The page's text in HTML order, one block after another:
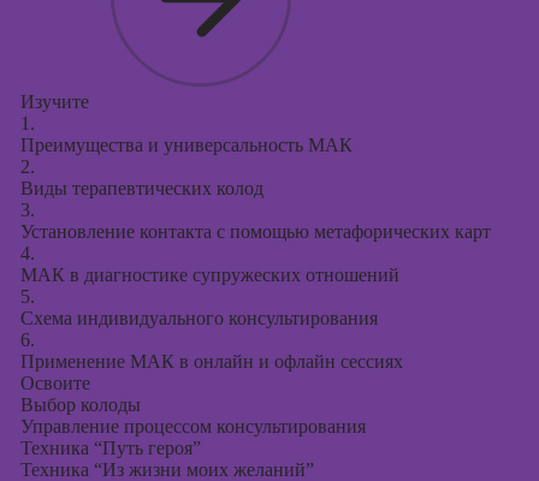
Изучите
1.
Преимущества и универсальность МАК
2.
Виды терапевтических колод
3.
Установление контакта с помощью метафорических карт
4.
МАК в диагностике супружеских отношений
5.
Схема индивидуального консультирования
6.
Применение МАК в онлайн и офлайн сессиях
Освоите
Выбор колоды
Управление процессом консультирования
Техника “Путь героя”
Техника “Из жизни моих желаний”